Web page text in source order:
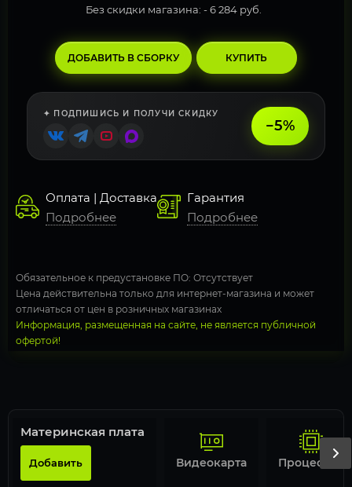
Без скидки магазина: -6 284 руб.
ДОБАВИТЬ В СБОРКУ КУПИТЬ
✦ ПОДПИШИСЬ И ПОЛУЧИ СКИДКУ
−5%
Оплата | Доставка
Подробнее
Гарантия
Подробнее
Обязательное к предустановке ПО: Отсутствует
Цена действительна только для интернет-магазина и может
отличаться от цен в розничных магазинах
Информация, размещенная на сайте, не является публичной
офертой!
Материнская плата
Добавить Видеокарта Процессор